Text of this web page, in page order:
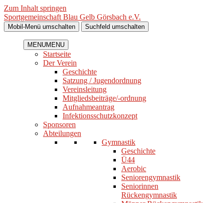
Zum Inhalt springen
Sportgemeinschaft Blau Gelb Görsbach e.V.
Mobil-Menü umschalten Suchfeld umschalten
MENUMENU
Startseite
Der Verein
Geschichte
Satzung / Jugendordnung
Vereinsleitung
Mitgliedsbeiträge/-ordnung
Aufnahmeantrag
Infektionsschutzkonzept
Sponsoren
Abteilungen
Gymnastik
Geschichte
Ü44
Aerobic
Seniorengymnastik
Seniorinnen
Rückengymnastik